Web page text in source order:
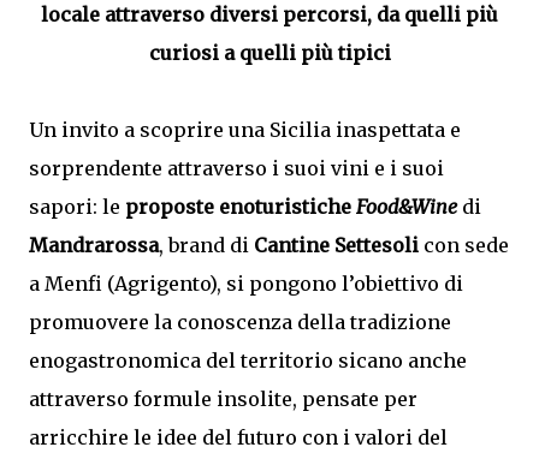
locale attraverso diversi percorsi, da quelli più
curiosi a quelli più tipici
Un invito a scoprire una Sicilia inaspettata e
sorprendente attraverso i suoi vini e i suoi
sapori: le proposte enoturistiche Food&Winedi
Mandrarossa, brand di Cantine Settesoli con sede
a Menfi (Agrigento), si pongono l’obiettivo di
promuovere la conoscenza della tradizione
enogastronomica del territorio sicano anche
attraverso formule insolite, pensate per
arricchire le idee del futuro con i valori del